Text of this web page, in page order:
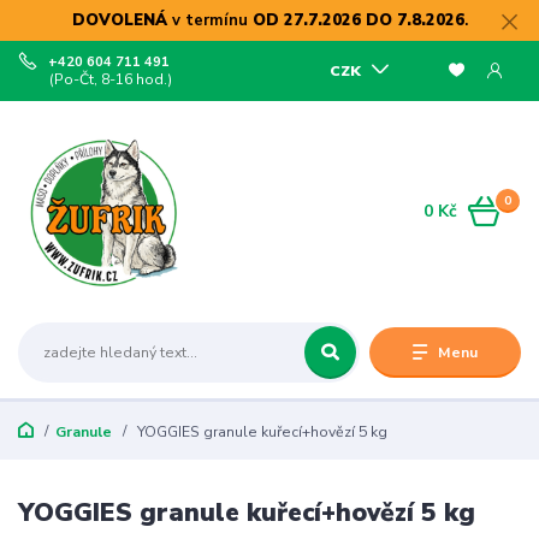
DOVOLENÁv termínu OD 27.7.2026 DO 7.8.2026.
Menu
CZK
+420 604 711 491
(Po-Čt, 8-16 hod.)
0
0 Kč
Granule YOGGIES granule kuřecí+hovězí 5 kg
YOGGIES granule kuřecí+hovězí 5 kg